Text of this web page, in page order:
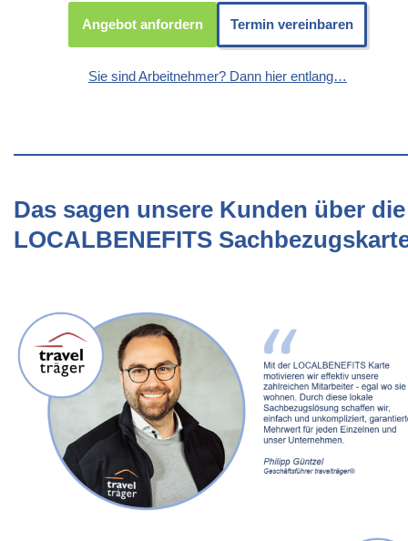
Angebot anfordern Termin vereinbaren
Sie sind Arbeitnehmer? Dann hier entlang…
Das sagen unsere Kunden über die
LOCALBENEFITS